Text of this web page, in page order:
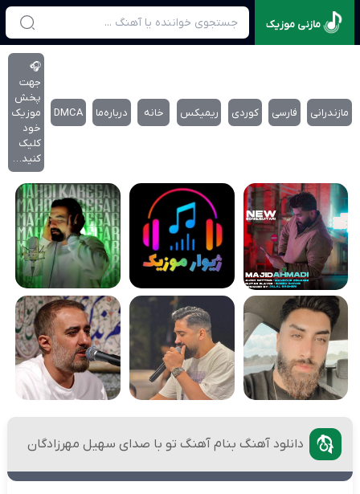
مازنی موزیک
مازندرانی فارسی کوردی ریمیکس خانه درباره‌‌ما DMCA
🎧
جهت
پخش
موزیک
خود
کلیک
کنید…
دانلود آهنگ بنام آهنگ تو با صدای سهیل مهرزادگان